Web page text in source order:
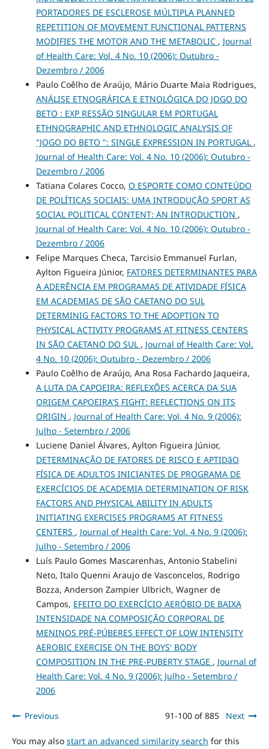
PORTADORES DE ESCLEROSE MÚLTIPLA PLANNED
REPETITION OF MOVEMENT FUNCTIONAL PATTERNS
MODIFIES THE MOTOR AND THE METABOLIC , Journal
of Health Care: Vol. 4 No. 10 (2006): Outubro -
Dezembro / 2006
Paulo Coêlho de Araújo, Mário Duarte Maia Rodrigues,
ANÁLISE ETNOGRÁFICA E ETNOLÓGICA DO JOGO DO
BETO : EXP RESSÃO SINGULAR EM PORTUGAL
ETHNOGRAPHIC AND ETHNOLOGIC ANALYSIS OF
"JOGO DO BETO ": SINGLE EXPRESSION IN PORTUGAL ,
Journal of Health Care: Vol. 4 No. 10 (2006): Outubro -
Dezembro / 2006
Tatiana Colares Cocco, O ESPORTE COMO CONTEÚDO
DE POLÍTICAS SOCIAIS: UMA INTRODUÇÃO SPORT AS
SOCIAL POLITICAL CONTENT: AN INTRODUCTION ,
Journal of Health Care: Vol. 4 No. 10 (2006): Outubro -
Dezembro / 2006
Felipe Marques Checa, Tarcisio Emmanuel Furlan,
Aylton Figueira Júnior, FATORES DETERMINANTES PARA
A ADERÊNCIA EM PROGRAMAS DE ATIVIDADE FÍSICA
EM ACADEMIAS DE SÃO CAETANO DO SUL
DETERMINIG FACTORS TO THE ADOPTION TO
PHYSICAL ACTIVITY PROGRAMS AT FITNESS CENTERS
IN SÃO CAETANO DO SUL , Journal of Health Care: Vol.
4 No. 10 (2006): Outubro - Dezembro / 2006
Paulo Coêlho de Araújo, Ana Rosa Fachardo Jaqueira,
A LUTA DA CAPOEIRA: REFLEXÕES ACERCA DA SUA
ORIGEM CAPOEIRA'S FIGHT: REFLECTIONS ON ITS
ORIGIN , Journal of Health Care: Vol. 4 No. 9 (2006):
Julho - Setembro / 2006
Luciene Daniel Álvares, Aylton Figueira Júnior,
DETERMINAÇÃO DE FATORES DE RISCO E APTIDãO
FÍSICA DE ADULTOS INICIANTES DE PROGRAMA DE
EXERCÍCIOS DE ACADEMIA DETERMINATION OF RISK
FACTORS AND PHYSICAL ABILITY IN ADULTS
INITIATING EXERCISES PROGRAMS AT FITNESS
CENTERS , Journal of Health Care: Vol. 4 No. 9 (2006):
Julho - Setembro / 2006
Luís Paulo Gomes Mascarenhas, Antonio Stabelini
Neto, Italo Quenni Araujo de Vasconcelos, Rodrigo
Bozza, Anderson Zampier Ulbrich, Wagner de
Campos, EFEITO DO EXERCÍCIO AERÓBIO DE BAIXA
INTENSIDADE NA COMPOSIÇÃO CORPORAL DE
MENINOS PRÉ-PÚBERES EFFECT OF LOW INTENSITY
AEROBIC EXERCISE ON THE BOYS' BODY
COMPOSITION IN THE PRE-PUBERTY STAGE , Journal of
Health Care: Vol. 4 No. 9 (2006): Julho - Setembro /
2006
Previous 91-100 of 885 Next
You may also start an advanced similarity search for this